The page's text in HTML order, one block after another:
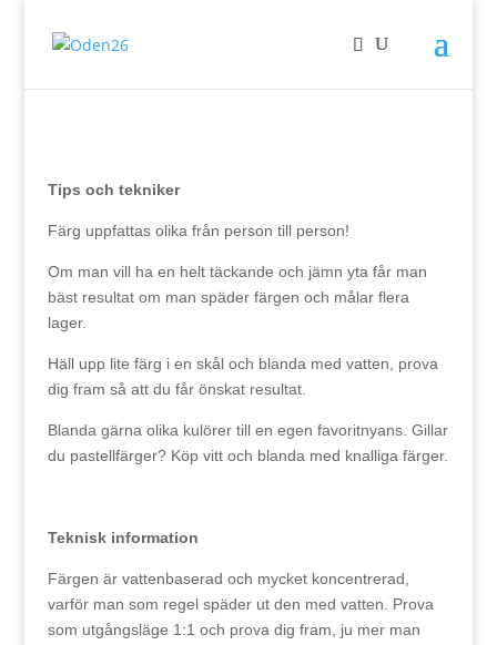
Tips och tekniker
Färg uppfattas olika från person till person!
Om man vill ha en helt täckande och jämn yta får man
bäst resultat om man späder färgen och målar flera
lager.
Häll upp lite färg i en skål och blanda med vatten, prova
dig fram så att du får önskat resultat.
Blanda gärna olika kulörer till en egen favoritnyans. Gillar
du pastellfärger? Köp vitt och blanda med knalliga färger.
Teknisk information
Färgen är vattenbaserad och mycket koncentrerad,
varför man som regel späder ut den med vatten. Prova
som utgångsläge 1:1 och prova dig fram, ju mer man